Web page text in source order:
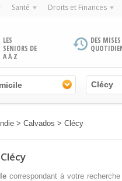
Santé Droits et Finances
LES
SENIORS DE
A À Z
DES
> Calvados > Clécy
correspondant à votre